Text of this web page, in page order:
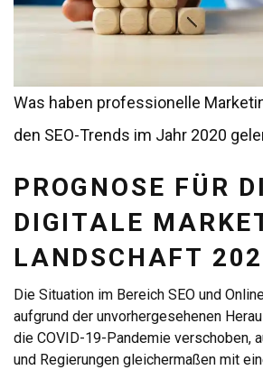
Was haben professionelle
den SEO-Trends im Jahr 2020
PROGNOSE FÜR
DIGITALE
LANDSCHAFT
Die Situation im Bereich SEO und
aufgrund der unvorhergesehenen
die COVID-19-Pandemie verschoben,
und Regierungen gleichermaßen mit